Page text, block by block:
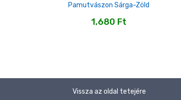
Pamutvászon Sárga-Zöld
1,680 Ft
Vissza az oldal tetejére